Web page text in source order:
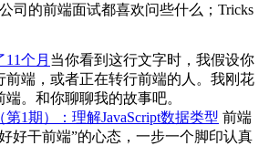
司的前端面试都喜欢问些什么；Tricks
个月 当你看到这行文字时，我假设你
前端，或者正在转行前端的人。我刚花
端。和你聊聊我的故事吧。
1期）：理解JavaScript数据类型 前端
好干前端”的心态，一步一个脚印认真